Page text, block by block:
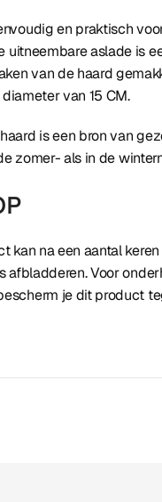
en praktisch
uitneembare aslade is
van de haard
van 15 CM.
is een bron van
zomer- als in de
kan na een aantal
afbladderen. Voor
je dit product